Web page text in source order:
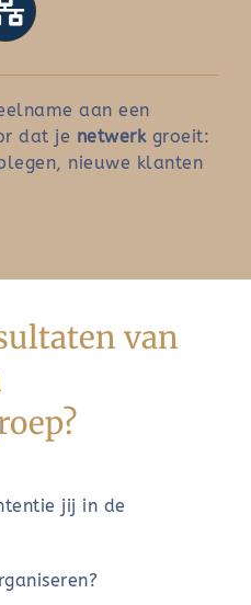
aan een
dat je netwerkgroeit:
nieuwe klanten
van
jij in de